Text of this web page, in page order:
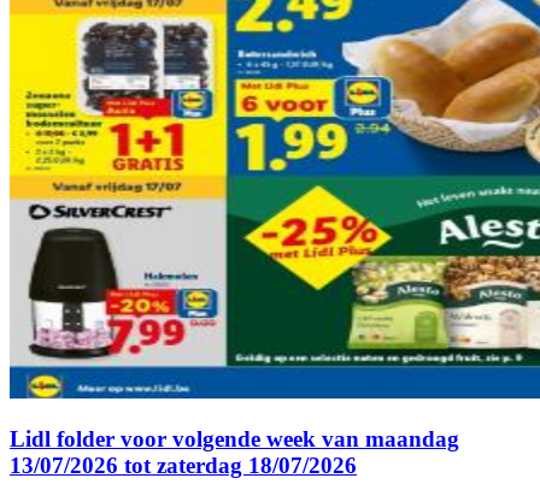
Lidl folder voor volgende week van maandag
13/07/2026 tot zaterdag 18/07/2026